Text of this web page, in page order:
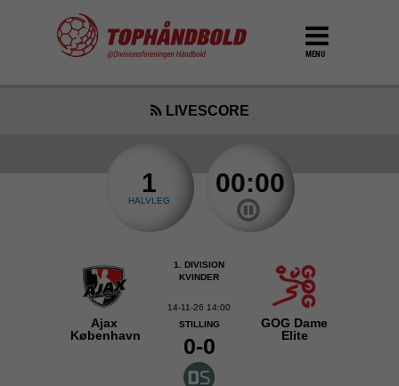
MENU
LIVESCORE
1
HALVLEG
00:00
Ajax
København
1. DIVISION
KVINDER
14-11-26 14:00
STILLING
0-0
GOG Dame
Elite